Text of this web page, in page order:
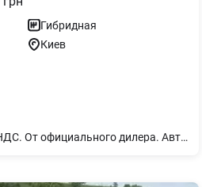
Гибридная
Киев
В наличии. Цена с учетом НДС. От официального дилера. Автомобиль Zeekr 9X в комплектации Ultra 2026 года с гарантией от производителя. Наши преимущества: - Официальная гарантия от производителя: На новые автомобили Zeekr, приобретенные через сеть официальных Дилеров: Срок: 3 года или 60 000 км пробега (в зависимости от того, что наступит раньше). На высоковольтную батарею и компоненты к ней: Срок: 5 лет или 100 000 км пробега (в зависимости от того, что наступит раньше); - Тест-драйв: Возможность лично ощутить все преимущества моделей Zeekr 001 и Zeekr 7X перед покупкой; - Trade-In: От вас — авто и минимум информации. От нас — честная оценка, выгодные условия и ваш новый Zeekr. - Zeekr Finance: Выгодные финансовые решения для физических и юридических лиц: — Авансовый взнос - от 20% под 0.01%; — Разовая комиссия - 0%; — Страхование КАСКО - 5.99%; — Быстрое согласование и индивидуальный подход к каждому клиенту. Технические характеристики: - Обновленная высоковольтная архитектура 900В; - Емкость батареи: 70 кВт/ч (тройная литиевая); - Двигатель: 2.0Т; - Запас хода (CLTC): 380 км на электричестве/полный 1250 км. - Мощность: 898 л.с.; - Разгон 0-100 км: 4.2 с; - Максимальная скорость: 240 км/ч; - Привод: полный (AWD); - Общая максимальная мощность: 660 кВт; - Пиковый крутящий момент: 935 Нм. Опции: - Пневмоподвеска; - Холодильник; - Капитанские кресла; - Монитор для задних пассажиров; - Электрические подножки; - Электро фаркоп; - Усиленные шестипоршневые тормоза Brembo; - Акустическая система NAIM; - Трехзонный климат-контроль; - Функция отдачи электроэнергии V2L; - Адаптивный круиз-контроль; - Активная система оповещения безопасности; - Активное торможение; - Система удержания полосы движения; - Советы по вождению при усталости; - Система распознавания дорожных знаков; - Адаптивное интеллектуальное матричное освещение; - Проекционные фары; - Круговое изображение 360°; - Система проекционного дисплея дополненной реальности; - Панорамная крыша; - Подогрев/вентиляция/память/массаж передних и задних сидений; - Ambient подсветка салона; - Беспроводные зарядки для мобильного телефона; - 16” технологичная мультимедиа для управления всем автомобилем; - Электропривод зеркал с подогревом, памятью и автоскладыванием. Ждем вас на тест-драйв в официальных дилерских центрах Zeekr Ukraine!